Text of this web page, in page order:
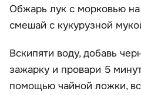
Обжарь лук с морковью
смешай с кукурузной
Вскипяти воду, добавь
зажарку и провари 5
помощью чайной ложки,